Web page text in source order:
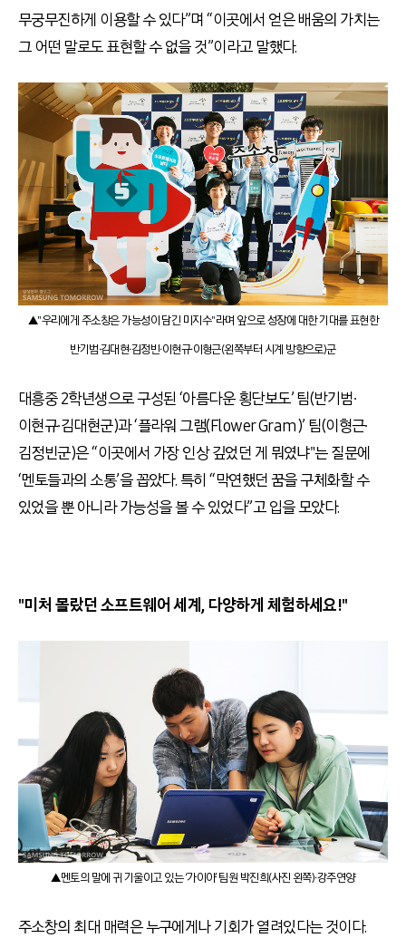
무궁무진하게 이용할 수 있다”며 “이곳에서 얻은 배움의 가치는
그 어떤 말로도 표현할 수 없을 것”이라고 말했다.
▲"우리에게 주소창은 가능성이 담긴 미지수"라며 앞으로 성장에 대한 기대를 표현한
반기범∙김대현∙김정빈∙이현규∙이형근(왼쪽부터 시계 방향으로)군
대흥중 2학년생으로 구성된 ‘아름다운 횡단보도’ 팀(반기범∙
이현규∙김대현군)과 ‘플라워 그램(Flower Gram)’ 팀(이형근∙
김정빈군)은 “이곳에서 가장 인상 깊었던 게 뭐였냐"는 질문에
‘멘토들과의 소통’을 꼽았다. 특히 “막연했던 꿈을 구체화할 수
있었을 뿐 아니라 가능성을 볼 수 있었다”고 입을 모았다.
"미처 몰랐던 소프트웨어 세계, 다양하게 체험하세요!"
▲멘토의 말에 귀 기울이고 있는 ‘가이아’ 팀원 박진희(사진 왼쪽)∙강주연양
주소창의 최대 매력은 누구에게나 기회가 열려있다는 것이다.